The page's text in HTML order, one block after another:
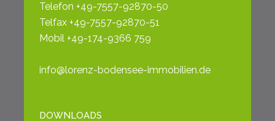
Telefon +49-7557-92870-50
Telfax +49-7557-92870-51
Mobil +49-174-9366 759
info@lorenz-bodensee-immobilien.de
DOWNLOADS